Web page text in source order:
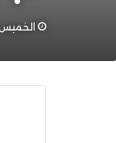
الخميس 6 ربيع الثاني 1440هـ 13-12-